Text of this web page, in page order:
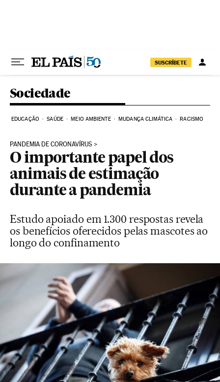
SUSCRÍBETE
Sociedade
EDUCAÇÃO SAÚDE MEIO AMBIENTE MUDANÇA CLIMÁTICA RACISMO
PANDEMIA DE CORONAVÍRUS
O importante papel dos
animais de estimação
durante a pandemia
Estudo apoiado em 1.300 respostas revela
os benefícios oferecidos pelas mascotes ao
longo do confinamento